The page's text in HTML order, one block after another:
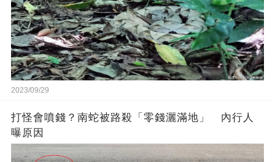
2023/09/29
打怪會噴錢？南蛇被路殺「零錢灑滿地」 內行人
曝原因